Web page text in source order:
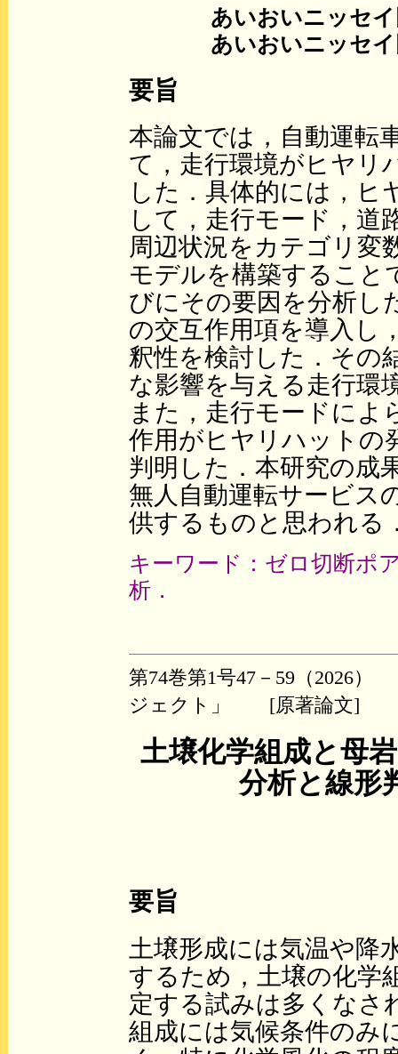
あいおいニッセ
あいおいニッセ
要旨
本論文では，自動運転
て，走行環境がヒヤリ
した．具体的には，ヒ
して，走行モード，道
周辺状況をカテゴリ変
モデルを構築すること
びにその要因を分析し
の交互作用項を導入し
釈性を検討した．その
な影響を与える走行環
また，走行モードによ
作用がヒヤリハットの
判明した．本研究の成
無人自動運転サービス
供するものと思われる
キーワード：ゼロ切断ポ
析．
第74巻第1号47－59（2026
ジェクト」 [原著論文]
土壌化学組成と母
分析と線形
要旨
土壌形成には気温や降
するため，土壌の化学
定する試みは多くなさ
組成には気候条件のみ